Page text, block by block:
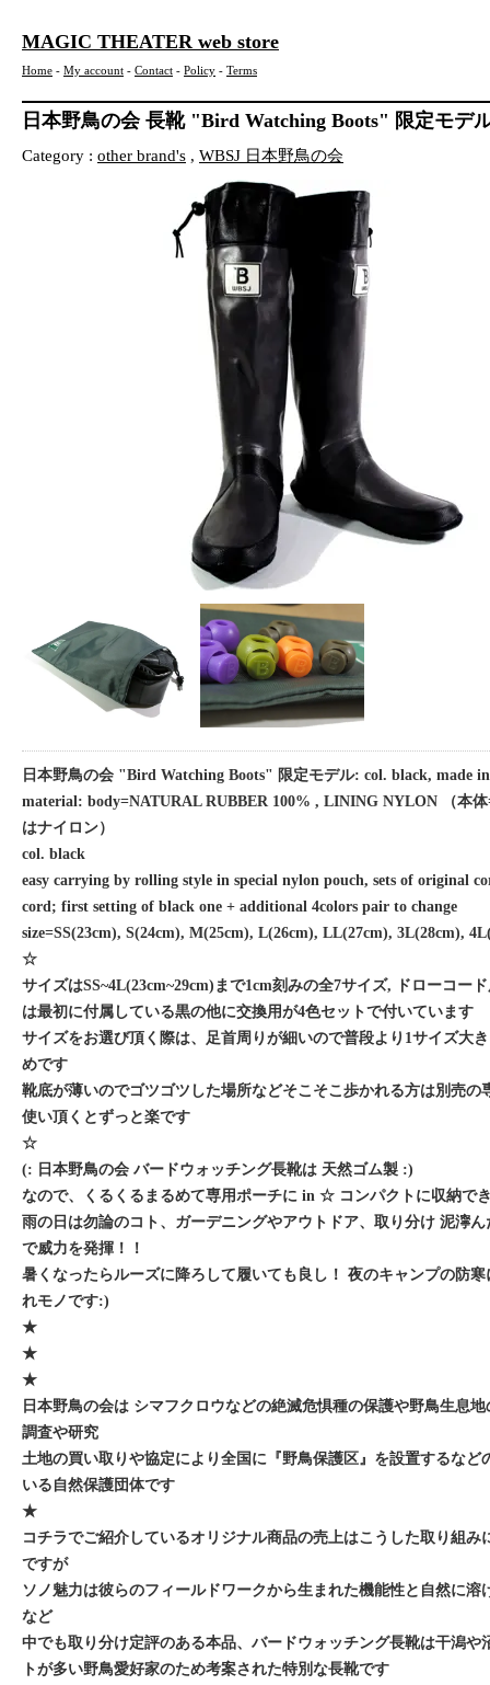
MAGIC THEATER web store
Home - My account - Contact - Policy - Terms
日本野鳥の会 長靴 "Bird Watching Boots" 限定モデ
Category : other brand's , WBSJ 日本野鳥の会
日本野鳥の会 "Bird Watching Boots" 限定モデル: col. black, made
material: body=NATURAL RUBBER 100% , LINING NYLON （本
はナイロン）
col. black
easy carrying by rolling style in special nylon pouch, sets of original
cord; first setting of black one + additional 4colors pair to change
size=SS(23cm), S(24cm), M(25cm), L(26cm), LL(27cm), 3L(28cm),
☆
サイズはSS~4L(23cm~29cm)まで1cm刻みの全7サイズ, ドローコー
は最初に付属している黒の他に交換用が4色セットで付いています
サイズをお選び頂く際は、足首周りが細いので普段より1サイズ大
めです
靴底が薄いのでゴツゴツした場所などそこそこ歩かれる方は別売の
使い頂くとずっと楽です
☆
(: 日本野鳥の会 バードウォッチング長靴は 天然ゴム製 :)
なので、くるくるまるめて専用ポーチに in ☆ コンパクトに収納で
雨の日は勿論のコト、ガーデニングやアウトドア、取り分け 泥濘
で威力を発揮！！
暑くなったらルーズに降ろして履いても良し！ 夜のキャンプの防
れモノです:)
★
★
★
日本野鳥の会は シマフクロウなどの絶滅危惧種の保護や野鳥生息
調査や研究
土地の買い取りや協定により全国に『野鳥保護区』を設置するなど
いる自然保護団体です
★
コチラでご紹介しているオリジナル商品の売上はこうした取り組み
ですが
ソノ魅力は彼らのフィールドワークから生まれた機能性と自然に溶
など
中でも取り分け定評のある本品、バードウォッチング長靴は干潟や
トが多い野鳥愛好家のため考案された特別な長靴です